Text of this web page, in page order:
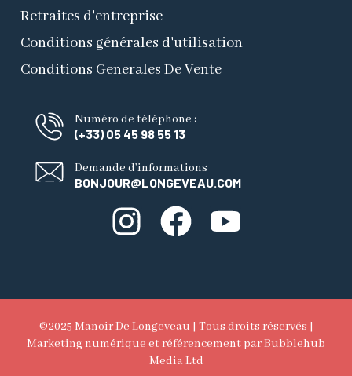
Retraites d'entreprise
Conditions générales d'utilisation
Conditions Generales De Vente
Numéro de téléphone :
(+33) 05 45 98 55 13
Demande d’informations
BONJOUR@LONGEVEAU.COM
©2025 Manoir De Longeveau | Tous droits réservés |
Marketing numérique et référencementpar Bubblehub
Media Ltd